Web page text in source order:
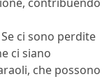
contribuendo
Se ci sono perdite
ci siano
che possono